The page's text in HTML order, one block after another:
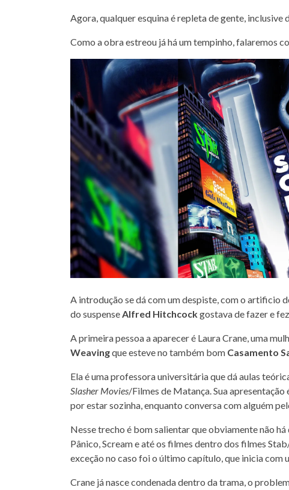
Agora, qualquer esquina é repleta de gente, inclusive
Como a obra estreou já há um tempinho, falaremos
A introdução se dá com um despiste, com o artificio
do suspenseAlfred Hitchcockgostava de fazer e
A primeira pessoa a aparecer é Laura Crane, uma
Weavingque esteve no também bom Casamento
Ela é uma professora universitária que dá aulas
Slasher Movies/Filmes de Matança. Sua
por estar sozinha, enquanto conversa com alguém
Nesse trecho é bom salientar que obviamente não
Pânico, Scream e até os filmes dentro dos filmes
exceção no caso foi o último capítulo, que inicia com
Crane já nasce condenada dentro da trama, o